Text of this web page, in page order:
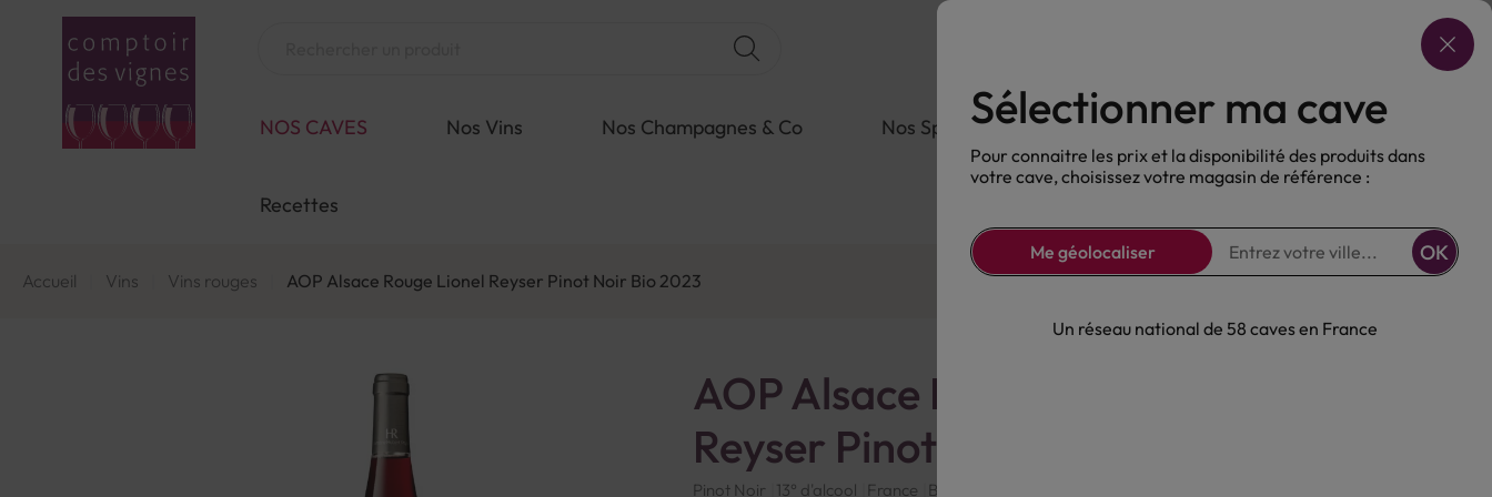
Choisir ma cave
NOS CAVES Nos Vins Nos Champagnes & Co Nos Spiritueux Nos Bières Sans alcool
Recettes
Accueil Vins Vins rouges AOP Alsace Rouge Lionel Reyser Pinot Noir Bio 2023
AOP Alsace Rouge Lionel
Reyser Pinot Noir Bio 2023
Pinot Noir 13° d'alcool France Bio
Sélectionner ma cave
Pour connaitre les prix et la disponibilité des produits dans
votre cave, choisissez votre magasin de référence :
Me géolocaliser OK
Un réseau national de 58 caves en France